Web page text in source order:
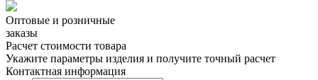
Оптовые и розничные
заказы
Расчет стоимости товара
Укажите параметры изделия и получите точный расчет
Контактная информация